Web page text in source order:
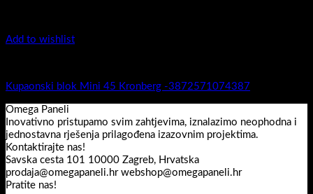
Add to wishlist
Kupaonski blok Mini 45 Kronberg -3872571074387
Omega Paneli
Inovativno pristupamo svim zahtjevima, iznalazimo neophodna i
jednostavna rješenja prilagođena izazovnim projektima.
Kontaktirajte nas!
Savska cesta 101 10000 Zagreb, Hrvatska
prodaja@omegapaneli.hr webshop@omegapaneli.hr
Pratite nas!